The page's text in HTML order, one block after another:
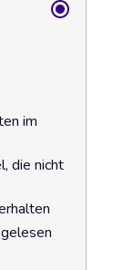
im
die nicht